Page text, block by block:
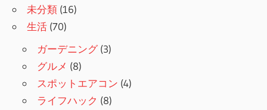
未分類 (16)
生活 (70)
ガーデニング(3)
グルメ (8)
スポットエアコン (4)
ライフハック (8)